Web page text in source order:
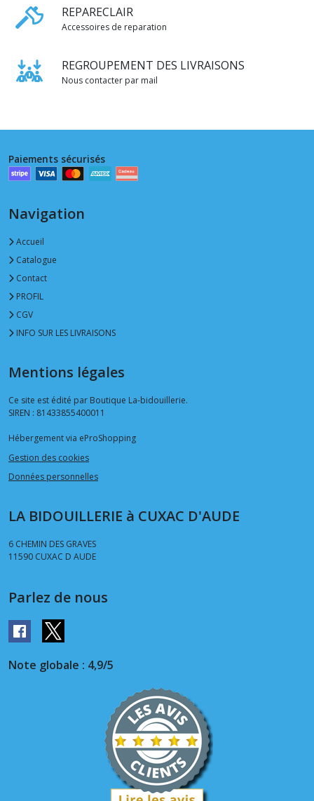
REPARECLAIR
Accessoires de reparation
REGROUPEMENT DES LIVRAISONS
Nous contacter par mail
Paiements sécurisés
Navigation
Accueil
Catalogue
Contact
PROFIL
CGV
INFO SUR LES LIVRAISONS
Mentions légales
Ce site est édité par Boutique La-bidouillerie.
SIREN : 81433855400011
Hébergement via eProShopping
Gestion des cookies
Données personnelles
LA BIDOUILLERIE à CUXAC D'AUDE
6 CHEMIN DES GRAVES
11590 CUXAC D AUDE
Parlez de nous
Note globale : 4,9/5